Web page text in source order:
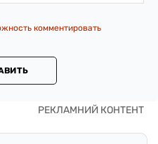
комментировать